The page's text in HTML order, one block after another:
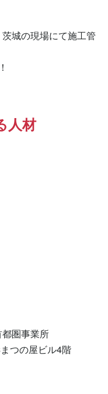
城の現場にて施工管
人材
圏事業所
つの屋ビル4階